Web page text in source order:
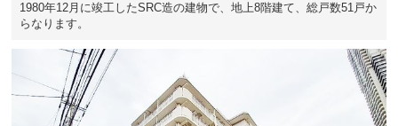
1980年12月に竣工したSRC造の建物で、地上8階建て、総戸数51戸か
らなります。